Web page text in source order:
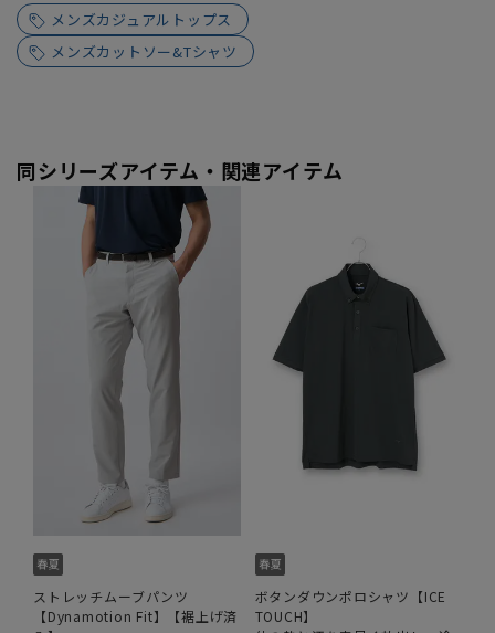
メンズカジュアルトップス
メンズカットソー&Tシャツ
同シリーズアイテム・関連アイテム
ストレッチムーブパンツ
【Dynamotion Fit】【裾上げ済
ボタンダウンポロシャツ【ICE
TOUCH】